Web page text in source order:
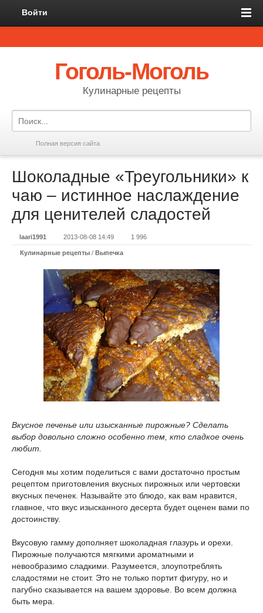
Войти
Гоголь-Моголь
Кулинарные рецепты
Полная версия сайта
Шоколадные «Треугольники» к
чаю – истинное наслаждение
для ценителей сладостей
laari1991 2013-08-08 14:49 1 996
Кулинарные рецепты / Выпечка
Вкусное печенье или изысканные пирожные? Сделать
выбор довольно сложно особенно тем, кто сладкое очень
любит.
Сегодня мы хотим поделиться с вами достаточно простым
рецептом приготовления вкусных пирожных или чертовски
вкусных печенек. Называйте это блюдо, как вам нравится,
главное, что вкус изысканного десерта будет оценен вами по
достоинству.
Вкусовую гамму дополняет шоколадная глазурь и орехи.
Пирожные получаются мягкими ароматными и
невообразимо сладкими. Разумеется, злоупотреблять
сладостями не стоит. Это не только портит фигуру, но и
пагубно сказывается на вашем здоровье. Во всем должна
быть мера.